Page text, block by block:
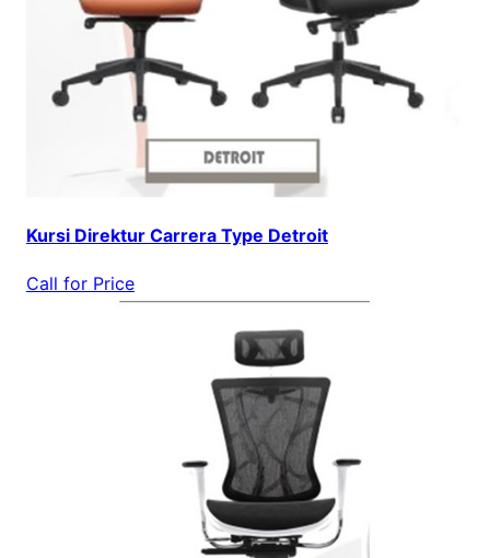
Kursi Direktur Carrera Type Detroit
Call for Price